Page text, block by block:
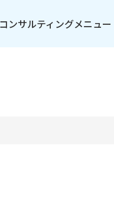
コンサルティングメニュー